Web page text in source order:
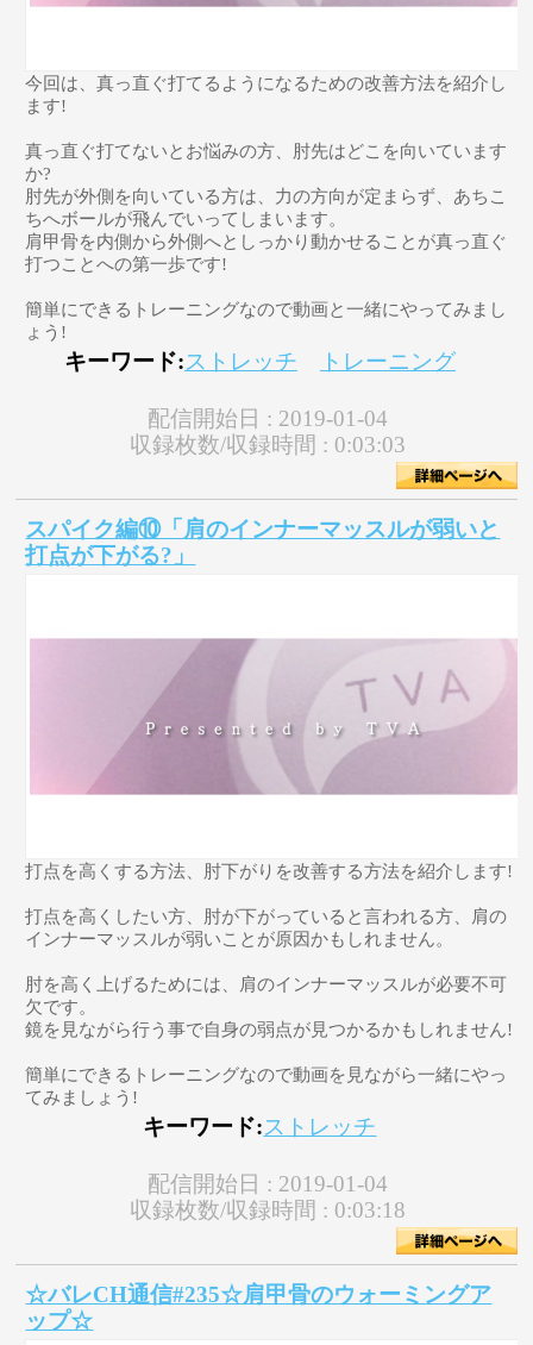
今回は、真っ直ぐ打てるようになるための改善方法を紹介し
ます!
真っ直ぐ打てないとお悩みの方、肘先はどこを向いています
か?
肘先が外側を向いている方は、力の方向が定まらず、あちこ
ちへボールが飛んでいってしまいます。
肩甲骨を内側から外側へとしっかり動かせることが真っ直ぐ
打つことへの第一歩です!
簡単にできるトレーニングなので動画と一緒にやってみまし
ょう!
キーワード:ストレッチ トレーニング
配信開始日 : 2019-01-04
収録枚数/収録時間 : 0:03:03
スパイク編⑩「肩のインナーマッスルが弱いと
打点が下がる?」
打点を高くする方法、肘下がりを改善する方法を紹介します!
打点を高くしたい方、肘が下がっていると言われる方、肩の
インナーマッスルが弱いことが原因かもしれません。
肘を高く上げるためには、肩のインナーマッスルが必要不可
欠です。
鏡を見ながら行う事で自身の弱点が見つかるかもしれません!
簡単にできるトレーニングなので動画を見ながら一緒にやっ
てみましょう!
キーワード:ストレッチ
配信開始日 : 2019-01-04
収録枚数/収録時間 : 0:03:18
☆バレCH通信#235☆肩甲骨のウォーミングア
ップ☆